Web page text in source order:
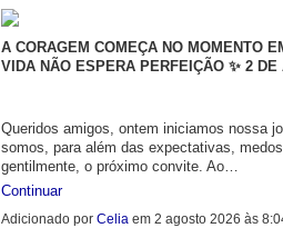
A CORAGEM COMEÇA NO MOMENTO
VIDA NÃO ESPERA PERFEIÇÃO ✨ 2 DE
Queridos amigos, ontem iniciamos nossa
somos, para além das expectativas,
gentilmente, o próximo convite. Ao…
Continuar
Adicionado por Celia em 2 agosto 2026 às